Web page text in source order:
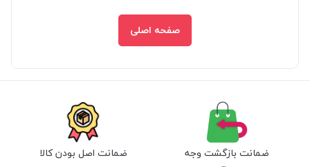
صفحه اصلی
ضمانت بازگشت وجه ضمانت اصل بودن کالا